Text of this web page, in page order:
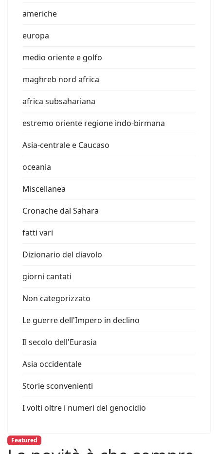
americhe
europa
medio oriente e golfo
maghreb nord africa
africa subsahariana
estremo oriente regione indo-birmana
Asia-centrale e Caucaso
oceania
Miscellanea
Cronache dal Sahara
fatti vari
Dizionario del diavolo
giorni cantati
Non categorizzato
Le guerre dell'Impero in declino
Il secolo dell'Eurasia
Asia occidentale
Storie sconvenienti
I volti oltre i numeri del genocidio
Featured